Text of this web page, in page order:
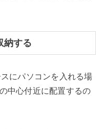
納する
にパソコンを入れる場
中心付近に配置するの